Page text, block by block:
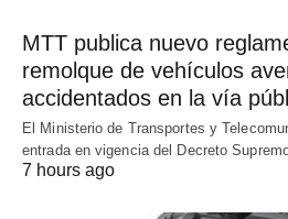
MTT publica nuevo
remolque de vehículos
accidentados en la vía
El Ministerio de Transportes y
entrada en vigencia del Decreto
7 hours ago